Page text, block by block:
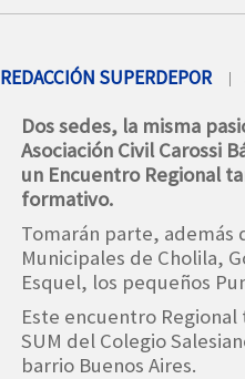
REDACCIÓN SUPERDEPOR |
Dos sedes, la misma
Asociación Civil Carossi
un Encuentro Regional
formativo.
Tomarán parte, además
Municipales de Cholila,
Esquel, los pequeños
Este encuentro
SUM del Colegio
barrio Buenos Aires.